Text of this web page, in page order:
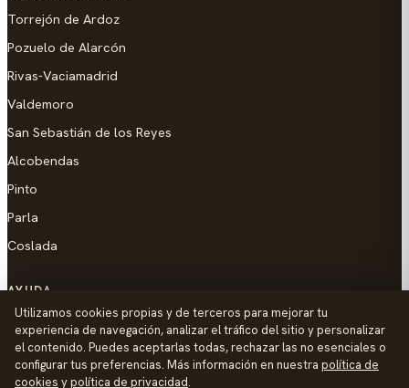
Torrejón de Ardoz
Pozuelo de Alarcón
Rivas-Vaciamadrid
Valdemoro
San Sebastián de los Reyes
Alcobendas
Pinto
Parla
Coslada
AYUDA
Añadir empresa
Contacto
Política de Privacidad
Utilizamos cookies propias y de terceros para mejorar tu
experiencia de navegación, analizar el tráfico del sitio y personalizar
el contenido. Puedes aceptarlas todas, rechazar las no esenciales o
configurar tus preferencias. Más información en nuestra política de
cookies ypolítica de privacidad.